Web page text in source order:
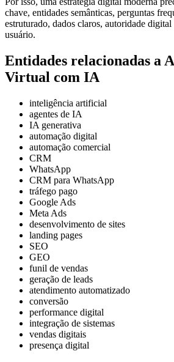
chave, entidades semânticas, perguntas
estruturado, dados claros, autoridade
usuário.
Entidades relacionadas a
Virtual com IA
inteligência artificial
agentes de IA
IA generativa
automação digital
automação comercial
CRM
WhatsApp
CRM para WhatsApp
tráfego pago
Google Ads
Meta Ads
desenvolvimento de sites
landing pages
SEO
GEO
funil de vendas
geração de leads
atendimento automatizado
conversão
performance digital
integração de sistemas
vendas digitais
presença digital